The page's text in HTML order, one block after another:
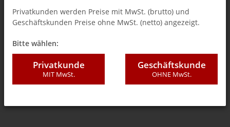
506 98 SSL
Privatkunden werden Preise mit MwSt. (brutto) und
Geschäftskunden Preise ohne MwSt. (netto) angezeigt.
Bitte wählen:
Privatkunde
MIT MwSt.
Geschäftskunde
OHNE MwSt.